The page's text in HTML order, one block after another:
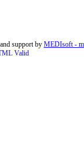
support by MEDIsoft -